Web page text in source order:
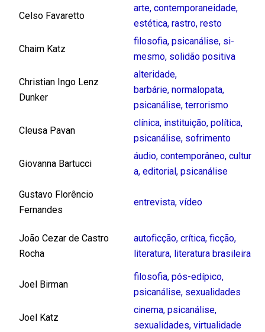
Celso Favaretto
arte, contemporaneidade,
estética, rastro, resto
Chaim Katz
filosofia, psicanálise, si-
mesmo, solidão positiva
Christian Ingo Lenz
Dunker
alteridade,
barbárie, normalopata,
psicanálise, terrorismo
Cleusa Pavan
clínica, instituição, política,
psicanálise, sofrimento
Giovanna Bartucci
áudio, contemporâneo, cultur
a, editorial, psicanálise
Gustavo Florêncio
Fernandes
entrevista, vídeo
João Cezar de Castro
Rocha
autoficção, crítica, ficção,
literatura, literatura brasileira
Joel Birman
filosofia, pós-edípico,
psicanálise, sexualidades
Joel Katz
cinema, psicanálise,
sexualidades, virtualidade